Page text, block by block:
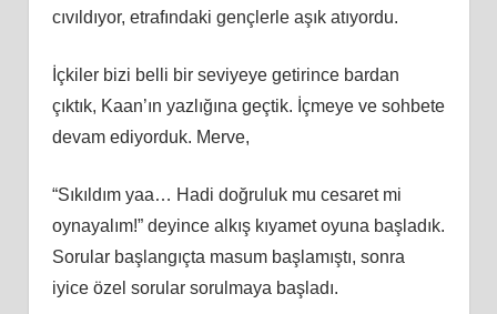
cıvıldıyor, etrafındaki gençlerle aşık atıyordu.
İçkiler bizi belli bir seviyeye getirince bardan
çıktık, Kaan’ın yazlığına geçtik. İçmeye ve sohbete
devam ediyorduk. Merve,
“Sıkıldım yaa… Hadi doğruluk mu cesaret mi
oynayalım!” deyince alkış kıyamet oyuna başladık.
Sorular başlangıçta masum başlamıştı, sonra
iyice özel sorular sorulmaya başladı.